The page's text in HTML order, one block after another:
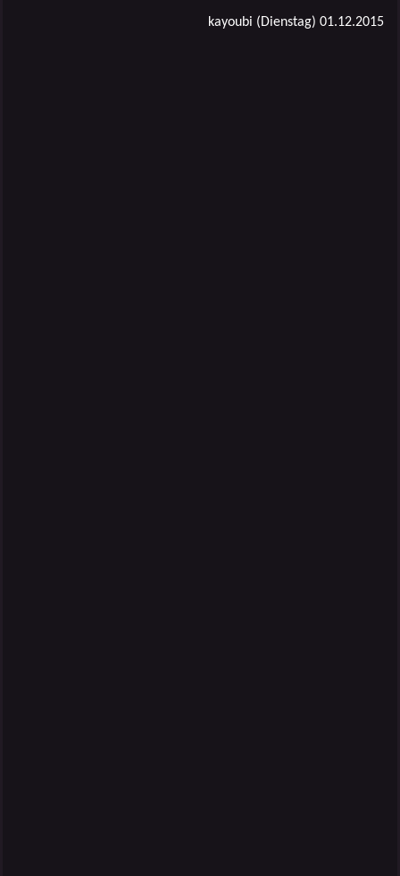
kayoubi (Dienstag) 01.12.2015